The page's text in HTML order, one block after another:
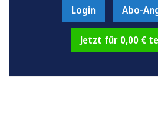
Login Abo-
Jetzt für 0,00 €